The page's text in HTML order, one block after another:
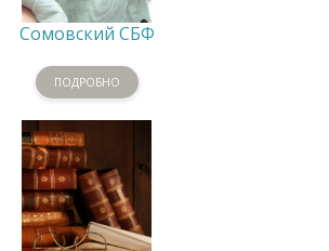
Сомовский СБФ
ПОДРОБНО